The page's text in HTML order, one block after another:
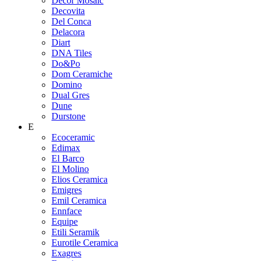
Decovita
Del Conca
Delacora
Diart
DNA Tiles
Do&Po
Dom Ceramiche
Domino
Dual Gres
Dune
Durstone
E
Ecoceramic
Edimax
El Barco
El Molino
Elios Ceramica
Emigres
Emil Ceramica
Ennface
Equipe
Etili Seramik
Eurotile Ceramica
Exagres